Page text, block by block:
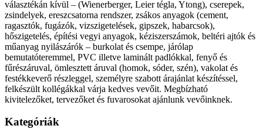
választékán kívül – (Wienerberger, Leier tégla, Ytong), cserepek,
zsindelyek, ereszcsatorna rendszer, zsákos anyagok (cement,
ragasztók, fugázók, vizszigetelések, gipszek, habarcsok),
hőszigetelés, építési vegyi anyagok, kéziszerszámok, beltéri ajtók és
műanyag nyilászárók – burkolat és csempe, járólap
bemutatóteremmel, PVC illetve laminált padlókkal, fenyő és
fűrészáruval, ömlesztett áruval (homok, sóder, szén), vakolat és
festékkeverő részleggel, személyre szabott árajánlat készítéssel,
felkészült kollégákkal várja kedves vevőit. Megbízható
kivitelezőket, tervezőket és fuvarosokat ajánlunk vevőinknek.
Kategóriák